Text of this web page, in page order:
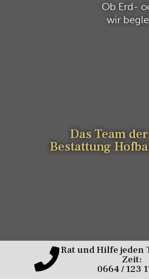
Ob Erd-
wir
Das Team der
Bestattung
Rat und Hilfe jeden
Zeit:
0664 / 123